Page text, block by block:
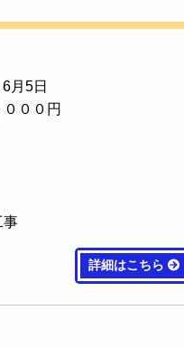
月5日
００円
事
詳細はこちら